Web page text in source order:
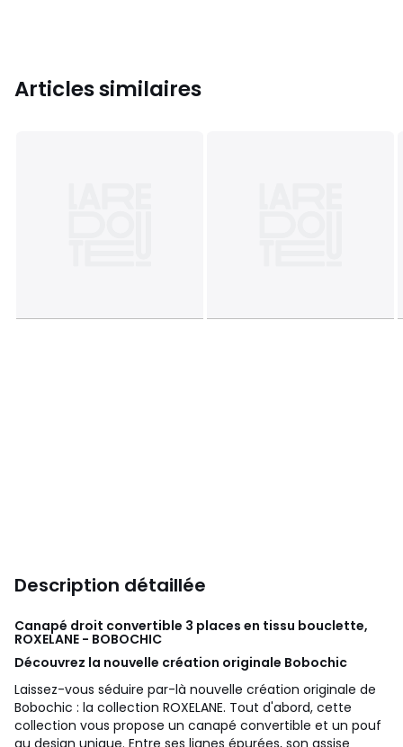
Articles similaires
Description détaillée
Canapé droit convertible 3 places en tissu bouclette,
ROXELANE - BOBOCHIC
Découvrez la nouvelle création originale Bobochic
Laissez-vous séduire par-là nouvelle création originale de
Bobochic : la collection ROXELANE. Tout d'abord, cette
collection vous propose un canapé convertible et un pouf